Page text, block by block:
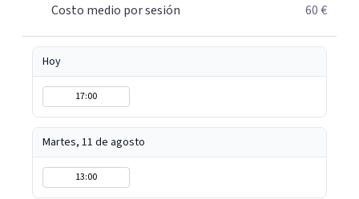
Costo medio por sesión
60 €
Hoy
17:00
Martes, 11 de agosto
13:00